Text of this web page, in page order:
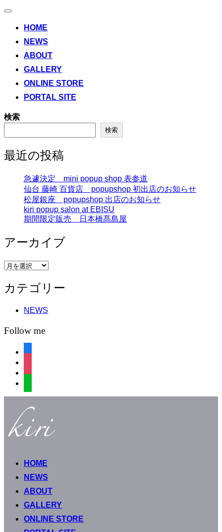
ナ
HOME
NEWS
ABOUT
GALLERY
ONLINE STORE
PORTAL SITE
検索
検索
最近の投稿
急遽決定 mini popup shop 表参道
仙台 藤崎 百貨店 popupshop 初出店のお知らせ
松屋銀座 popupshop 出店のお知らせ
kiri popup salon at EBISU
期間限定販売 日本橋髙島屋
アーカイブ
ア
カ
イ
カテゴリー
NEWS
Follow me
ン
HOME
NEWS
ABOUT
GALLERY
ONLINE STORE